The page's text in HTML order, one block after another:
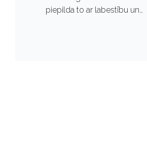
piepilda to ar labestību un…